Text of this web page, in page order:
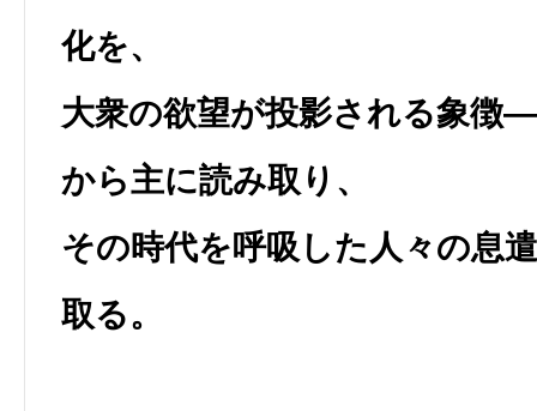
化を、
大衆の欲望が投影される象
から主に読み取り、
その時代を呼吸した人々の息
取る。